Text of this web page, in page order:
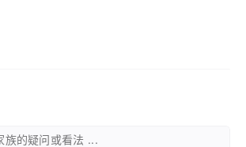
族的疑问或看法 ...